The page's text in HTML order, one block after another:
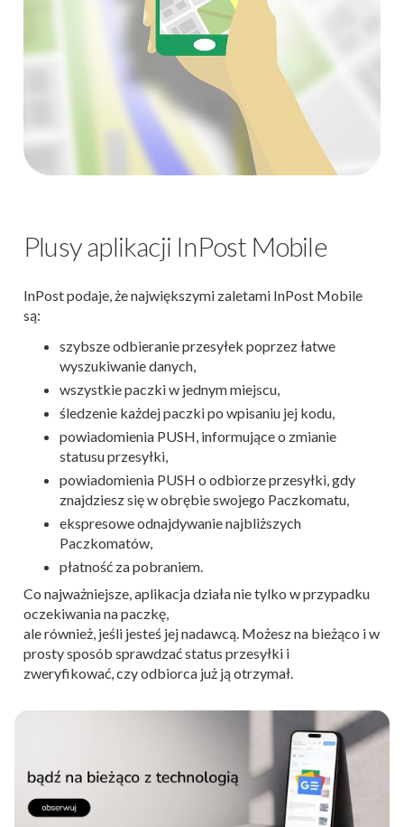
Plusy aplikacji InPost Mobile
InPost podaje, że największymi zaletami InPost Mobile
są:
szybsze odbieranie przesyłek poprzez łatwe
wyszukiwanie danych,
wszystkie paczki w jednym miejscu,
śledzenie każdej paczki po wpisaniu jej kodu,
powiadomienia PUSH, informujące o zmianie
statusu przesyłki,
powiadomienia PUSH o odbiorze przesyłki, gdy
znajdziesz się w obrębie swojego Paczkomatu,
ekspresowe odnajdywanie najbliższych
Paczkomatów,
płatność za pobraniem.
Co najważniejsze, aplikacja działa nie tylko w przypadku
oczekiwania na paczkę,
ale również, jeśli jesteś jej nadawcą. Możesz na bieżąco i w
prosty sposób sprawdzać status przesyłki i
zweryfikować, czy odbiorca już ją otrzymał.